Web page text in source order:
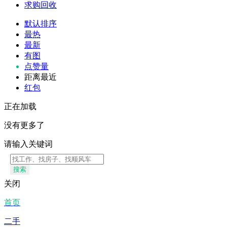
求购回收
默认排序
最热
最新
有图
点赞量
距离最近
红包
正在加载
没有更多了
请输入关键词
搜索
关闭
首页
二手